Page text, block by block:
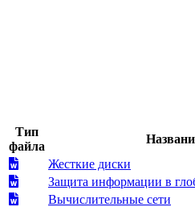
Тип
файла
Жесткие диски
Защита информации в
Вычислительные сети